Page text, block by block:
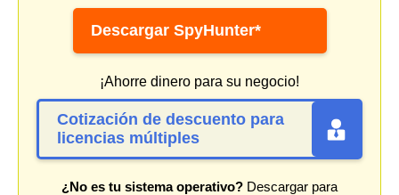
Descargar SpyHunter*
¡Ahorre dinero para su negocio!
Cotización de descuento para
licencias múltiples
¿No es tu sistema operativo? Descargar para